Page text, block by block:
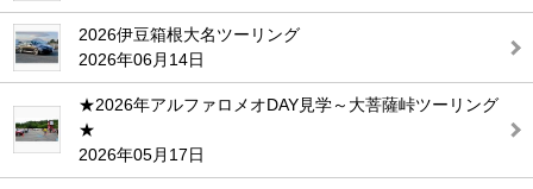
2026伊豆箱根大名ツーリング
2026年06月14日
★2026年アルファロメオDAY見学～大菩薩峠ツーリング
★
2026年05月17日